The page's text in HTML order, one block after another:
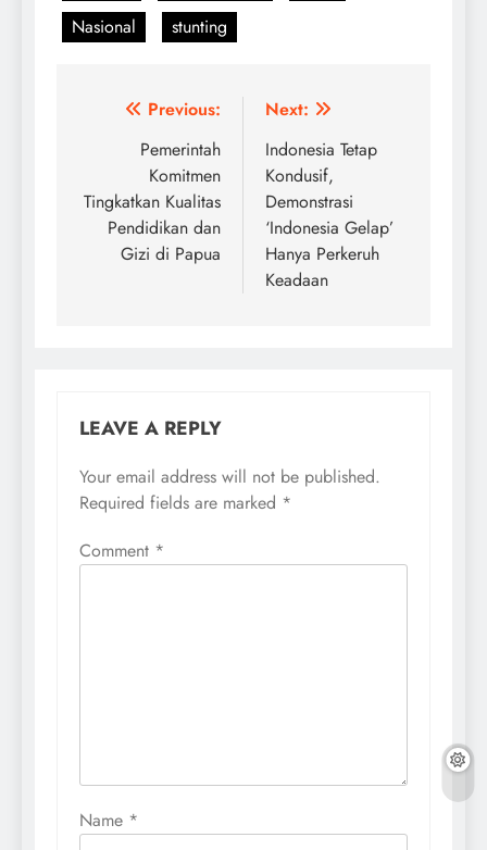
Nasional
stunting
Post
navigation
Previous:
Pemerintah
Komitmen
Tingkatkan Kualitas
Pendidikan dan
Gizi di Papua
Next:
Indonesia Tetap
Kondusif,
Demonstrasi
‘Indonesia Gelap’
Hanya Perkeruh
Keadaan
LEAVE A REPLY
Your email address will not be published.
Required fields are marked *
Comment *
Name *